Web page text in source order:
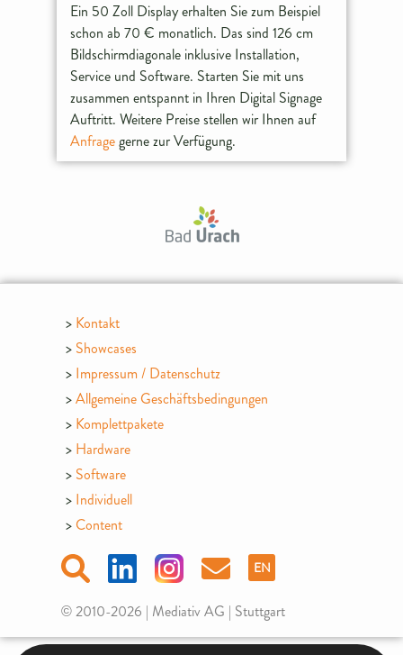
Ein 50 Zoll Display erhalten Sie zum Beispiel
schon ab 70 € monatlich. Das sind 126 cm
Bildschirmdiagonale inklusive Installation,
Service und Software. Starten Sie mit uns
zusammen entspannt in Ihren Digital Signage
Auftritt. Weitere Preise stellen wir Ihnen auf
Anfragegerne zur Verfügung.
Kontakt
Showcases
Impressum / Datenschutz
Allgemeine Geschäftsbedingungen
Komplettpakete
Hardware
Software
Individuell
Content
EN
© 2010-2026 | Mediativ AG | Stuttgart